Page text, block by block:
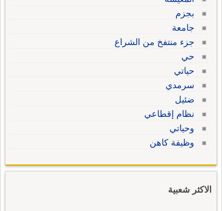
بجزم
جامعة
جزء منتفخ من الشراع
حي
حياتي
سرمدي
ضئيل
نظام إقطاعي
وحياتي
وظيفة كاهن
الاكثر شعبية